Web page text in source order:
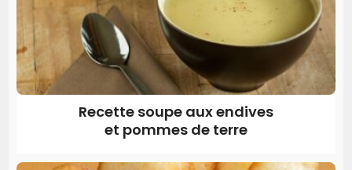
Recette soupe aux endives
et pommes de terre